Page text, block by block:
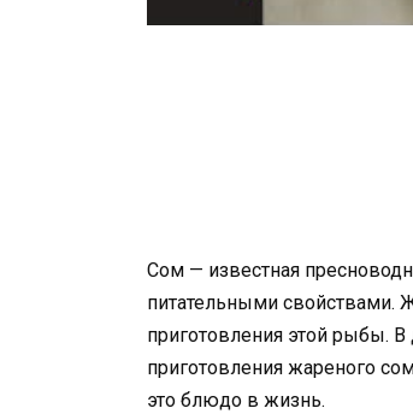
Сом — известная
питательными свойствами.
приготовления этой рыбы.
приготовления жареного
это блюдо в жизнь.